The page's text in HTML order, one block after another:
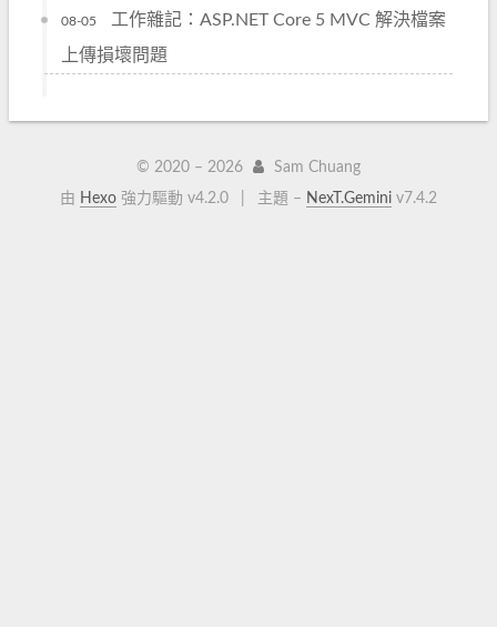
08-05
工作雜記：ASP.NET Core 5 MVC 解決檔案
上傳損壞問題
© 2020 – 2026
Sam Chuang
由 Hexo 強力驅動 v4.2.0 主題 – NexT.Gemini v7.4.2